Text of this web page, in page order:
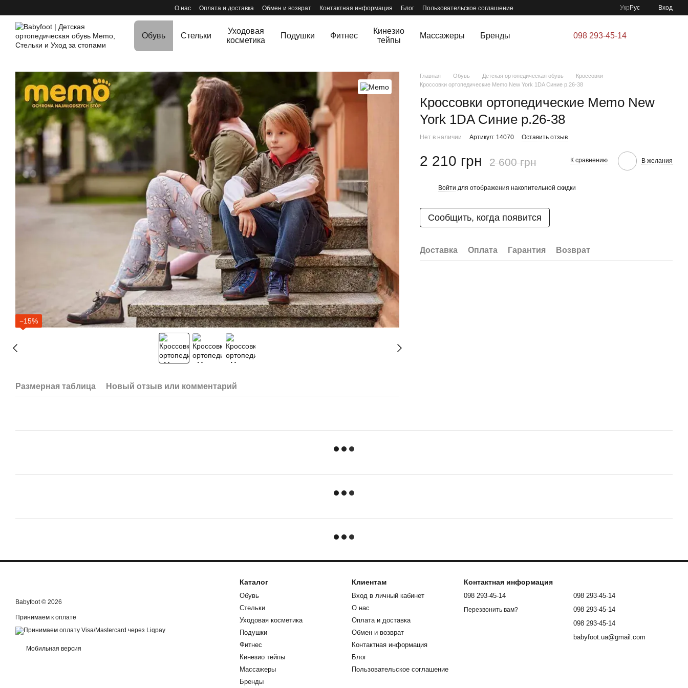
О нас Оплата и доставка Обмен и возврат Контактная информация Блог Пользовательское соглашение Укр Рус Вход
Обувь Стельки
Уходовая
косметика
Подушки Фитнес
Кинезио
тейпы
Массажеры Бренды 098 293-45-14
−15%
Размерная таблица Новый отзыв или комментарий
Главная Обувь Детская ортопедическая обувь
Кроссовки
Кроссовки ортопедические Memo New York 1DA Синие р.26-38
Кроссовки ортопедические Memo New
York 1DA Синие р.26-38
Нет в наличии Артикул: 14070 Оставить отзыв
2 210 грн 2 600 грн К сравнению В желания
Войти для отображения накопительной скидки
Сообщить, когда появится
Доставка Оплата Гарантия Возврат
Babyfoot © 2026
Принимаем к оплате
Мобильная версия
Каталог
Обувь
Стельки
Уходовая косметика
Подушки
Фитнес
Кинезио тейпы
Массажеры
Бренды
Клиентам
Вход в личный кабинет
О нас
Оплата и доставка
Обмен и возврат
Контактная информация
Блог
Пользовательское соглашение
Контактная информация
098 293-45-14
Перезвонить вам?
098 293-45-14
098 293-45-14
098 293-45-14
babyfoot.ua@gmail.com